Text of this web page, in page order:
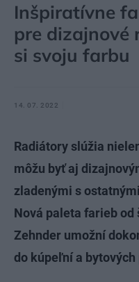
Inšpiratívne
pre dizajnové
si svoju farbu
14. 07. 2022
Radiátory slúžia
môžu byť aj
zladenými s
Nová paleta farieb
Zehnder umožní
do kúpeľní a